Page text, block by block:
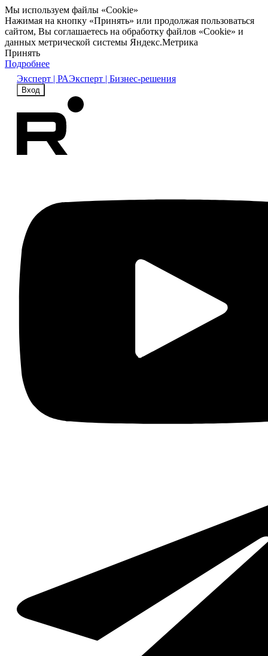
Мы используем файлы «Cookie»
Нажимая на кнопку «Принять» или продолжая пользоваться
сайтом, Вы соглашаетесь на обработку файлов «Cookie» и
данных метрической системы Яндекс.Метрика
Принять
Подробнее
Эксперт | РАЭксперт | Бизнес-решения
Вход